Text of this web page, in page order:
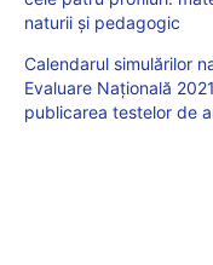
naturii și pedagogic
Calendarul simulărilor
Evaluare Națională
publicarea testelor de